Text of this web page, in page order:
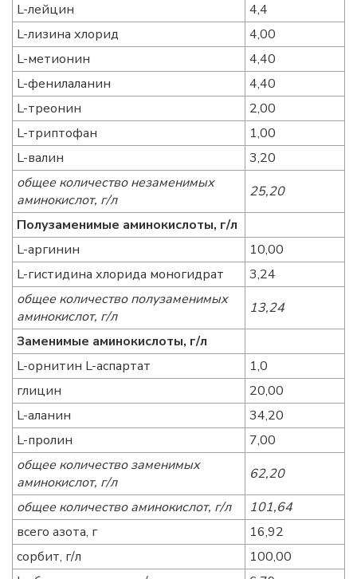
L-лейцин
4,4
L-лизина хлорид
4,00
L-метионин
4,40
L-фенилаланин
4,40
L-треонин
2,00
L-триптофан
1,00
L-валин
3,20
общее количество незаменимых
аминокислот, г/л
25,20
Полузаменимые аминокислоты, г/л
L-аргинин
10,00
L-гистидина хлорида моногидрат
3,24
общее количество полузаменимых
аминокислот, г/л
13,24
Заменимые аминокислоты, г/л
L-орнитин L-аспартат
1,0
глицин
20,00
L-аланин
34,20
L-пролин
7,00
общее количество заменимых
аминокислот, г/л
62,20
общее количество аминокислот, г/л
101,64
всего азота, г
16,92
сорбит, г/л
100,00